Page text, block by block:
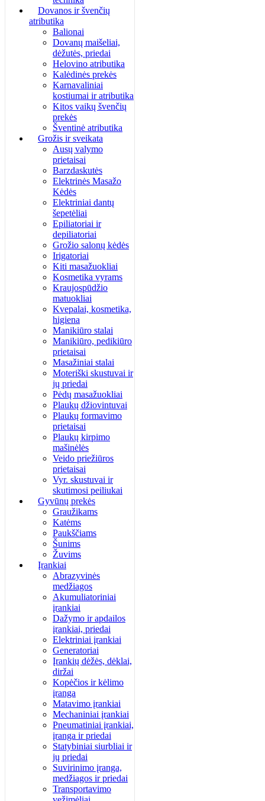
Dovanos ir švenčių
atributika
Balionai
Dovanų maišeliai,
dėžutės, priedai
Helovino atributika
Kalėdinės prekės
Karnavaliniai
kostiumai ir atributika
Kitos vaikų švenčių
prekės
Šventinė atributika
Grožis ir sveikata
Ausų valymo
prietaisai
Barzdaskutės
Elektrinės Masažo
Kėdės
Elektriniai dantų
šepetėliai
Epiliatoriai ir
depiliatoriai
Grožio salonų kėdės
Irigatoriai
Kiti masažuokliai
Kosmetika vyrams
Kraujospūdžio
matuokliai
Kvepalai, kosmetika,
higiena
Manikiūro stalai
Manikiūro, pedikiūro
prietaisai
Masažiniai stalai
Moteriški skustuvai ir
jų priedai
Pėdų masažuokliai
Plaukų džiovintuvai
Plaukų formavimo
prietaisai
Plaukų kirpimo
mašinėlės
Veido priežiūros
prietaisai
Vyr. skustuvai ir
skutimosi peiliukai
Gyvūnų prekės
Graužikams
Katėms
Paukščiams
Šunims
Žuvims
Įrankiai
Abrazyvinės
medžiagos
Akumuliatoriniai
įrankiai
Dažymo ir apdailos
įrankiai, priedai
Elektriniai įrankiai
Generatoriai
Įrankių dėžės, dėklai,
diržai
Kopėčios ir kėlimo
įranga
Matavimo įrankiai
Mechaniniai įrankiai
Pneumatiniai įrankiai,
įranga ir priedai
Statybiniai siurbliai ir
jų priedai
Suvirinimo įranga,
medžiagos ir priedai
Transportavimo